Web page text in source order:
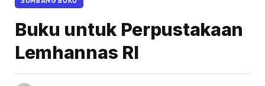
Buku untuk Perpustakaan
Lemhannas RI